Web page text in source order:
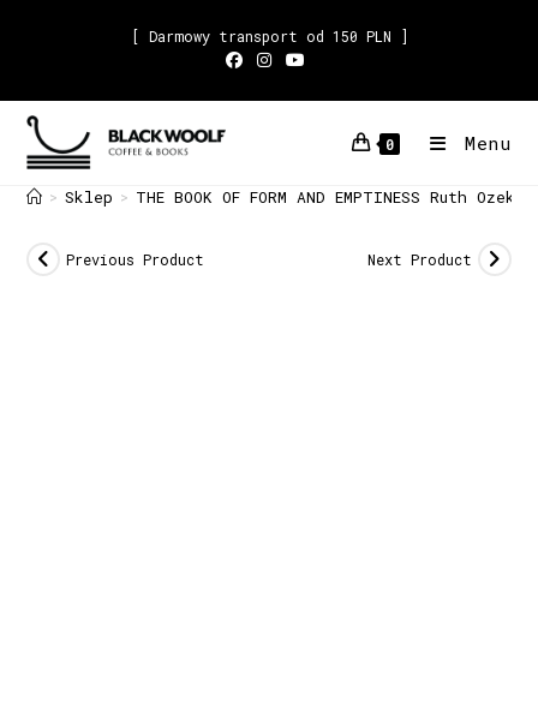
[ Darmowy transport od 150 PLN ]
0 Menu
> Sklep > THE BOOK OF FORM AND EMPTINESS Ruth Ozeki
Previous Product Next Product